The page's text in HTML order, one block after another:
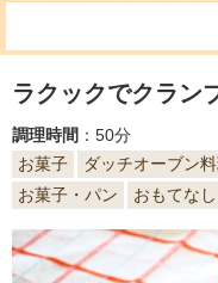
ラクックでクラン
調理時間 ：50分
お菓子
ダッチオーブン
お菓子・パン
おもてなし